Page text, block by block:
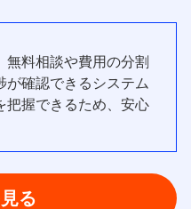
無料相談や費用の分割
が確認できるシステム
把握できるため、安心
る